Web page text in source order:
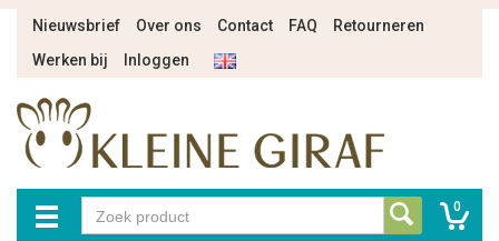
Nieuwsbrief Over ons Contact FAQ
Retourneren
Werken bij
Inloggen
0